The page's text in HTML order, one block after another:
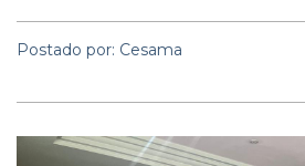
Postado por: Cesama